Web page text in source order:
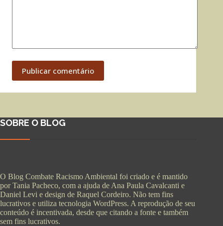
Publicar comentário
SOBRE O BLOG
O Blog Combate Racismo Ambiental foi criado e é mantido
por Tania Pacheco, com a ajuda de Ana Paula Cavalcanti e
Daniel Levi e design de Raquel Cordeiro. Não tem fins
lucrativos e utiliza tecnologia WordPress. A reprodução de seu
conteúdo é incentivada, desde que citando a fonte e também
sem fins lucrativos.